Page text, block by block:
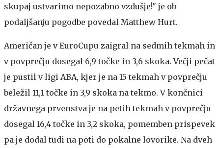
skupaj ustvarimo nepozabno vzdušje!" je ob
podaljšanju pogodbe povedal Matthew Hurt.
Američan je v EuroCupu zaigral na sedmih tekmah in
v povprečju dosegal 6,9 točke in 3,6 skoka. Večji pečat
je pustil v ligi ABA, kjer je na 15 tekmah v povprečju
beležil 11,1 točke in 3,9 skoka na tekmo. V končnici
državnega prvenstva je na petih tekmah v povprečju
dosegal 16,4 točke in 3,2 skoka, pomemben prispevek
pa je dodal tudi na poti do pokalne lovorike. Na dveh